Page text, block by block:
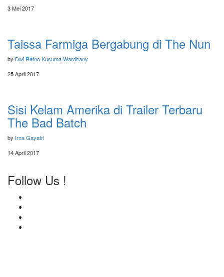
3 Mei 2017
Taissa Farmiga Bergabung di The Nun
by Dwi Retno Kusuma Wardhany
25 April 2017
Sisi Kelam Amerika di Trailer Terbaru
The Bad Batch
by Irna Gayatri
14 April 2017
Follow Us !